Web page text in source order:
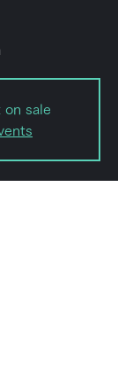
on sale